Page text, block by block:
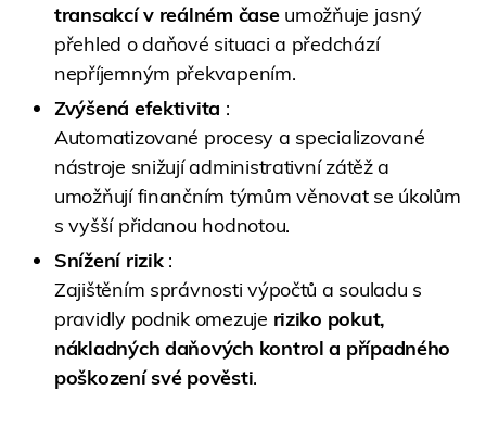
transakcí v reálném časeumožňuje jasný
přehled o daňové situaci a předchází
nepříjemným překvapením.
Zvýšená efektivita :
Automatizované procesy a specializované
nástroje snižují administrativní zátěž a
umožňují finančním týmům věnovat se úkolům
s vyšší přidanou hodnotou.
Snížení rizik:
Zajištěním správnosti výpočtů a souladu s
pravidly podnik omezuje riziko pokut,
nákladných daňových kontrol a případného
poškození své pověsti.